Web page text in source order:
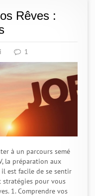
Rêves :
1
à un parcours semé
la préparation aux
est facile de se sentir
stratégies pour vous
1. Comprendre vos